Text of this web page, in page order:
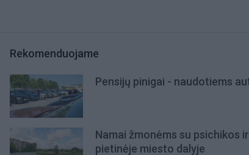
Rekomenduojame
Pensijų pinigai - naudotiems
Namai žmonėms su psichikos
pietinėje miesto dalyje